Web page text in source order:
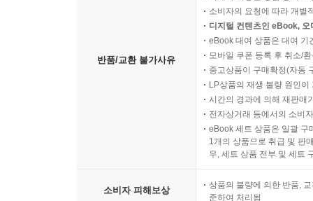
반품/교환 불가사유
소비자의 요청에 따라 개별
디지털 컨텐츠인 eBook,
eBook 대여 상품은 대여 기
모바일 쿠폰 등록 후 취소/
중고상품이 구매확정(자동
LP상품의 재생 불량 원인
시간의 경과에 의해 재판매
전자상거래 등에서의 소비
eBook 세트 상품은 일괄 구
1개의 상품으로 취급 및 판
우, 세트 상품 전부 및 세트
소비자 피해보상
상품의 불량에 의한 반품,
준하여 처리됨